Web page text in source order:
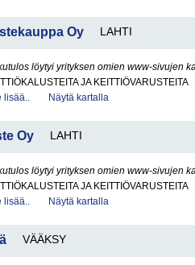
Oy LAHTI
löytyi yrityksen omien www-sivujen
JA KEITTIÖVARUSTEITA
lisää..
Näytä kartalla
Oy LAHTI
löytyi yrityksen omien www-sivujen
JA KEITTIÖVARUSTEITA
lisää..
Näytä kartalla
VÄÄKSY